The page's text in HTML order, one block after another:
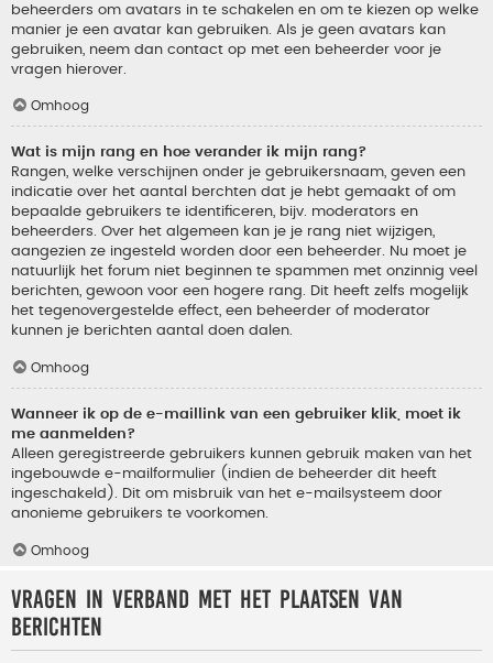
beheerders om avatars in te schakelen en om te kiezen op welke
manier je een avatar kan gebruiken. Als je geen avatars kan
gebruiken, neem dan contact op met een beheerder voor je
vragen hierover.
Omhoog
Wat is mijn rang en hoe verander ik mijn rang?
Rangen, welke verschijnen onder je gebruikersnaam, geven een
indicatie over het aantal berchten dat je hebt gemaakt of om
bepaalde gebruikers te identificeren, bijv. moderators en
beheerders. Over het algemeen kan je je rang niet wijzigen,
aangezien ze ingesteld worden door een beheerder. Nu moet je
natuurlijk het forum niet beginnen te spammen met onzinnig veel
berichten, gewoon voor een hogere rang. Dit heeft zelfs mogelijk
het tegenovergestelde effect, een beheerder of moderator
kunnen je berichten aantal doen dalen.
Omhoog
Wanneer ik op de e-maillink van een gebruiker klik, moet ik
me aanmelden?
Alleen geregistreerde gebruikers kunnen gebruik maken van het
ingebouwde e-mailformulier (indien de beheerder dit heeft
ingeschakeld). Dit om misbruik van het e-mailsysteem door
anonieme gebruikers te voorkomen.
Omhoog
Vragen in verband met het plaatsen van
berichten